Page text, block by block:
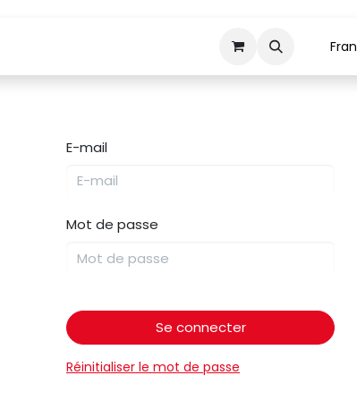
Retour pièces
E-mail
Mot de passe
Se connecter
Réinitialiser le mot de passe